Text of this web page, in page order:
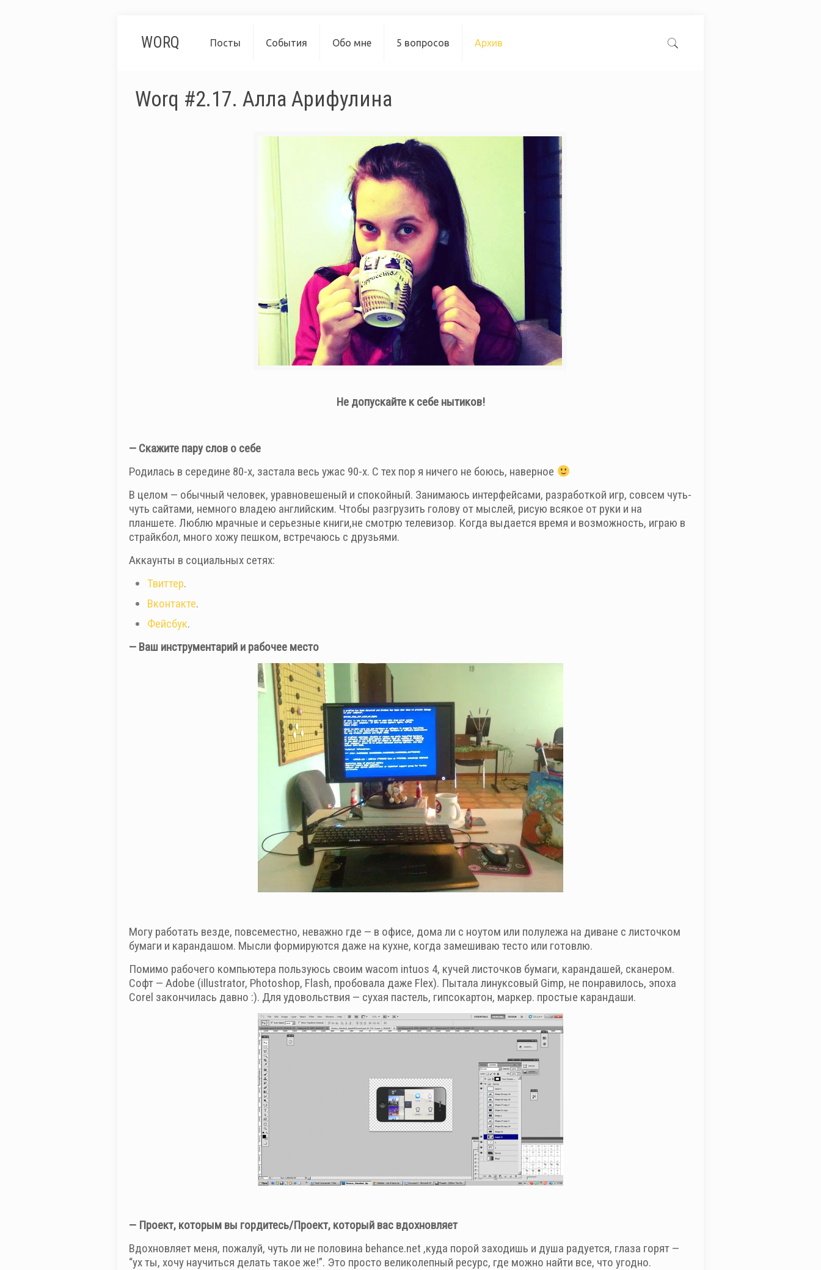
WORQ Посты События Обо мне 5 вопросов Архив
Worq #2.17. Алла Арифулина
Не допускайте к себе нытиков!
— Скажите пару слов о себе
Родилась в середине 80-х, застала весь ужас 90-х. С тех пор я ничего не боюсь, наверное
В целом — обычный человек, уравновешеный и спокойный. Занимаюсь интерфейсами, разработкой игр, совсем чуть-
чуть сайтами, немного владею английским. Чтобы разгрузить голову от мыслей, рисую всякое от руки и на
планшете. Люблю мрачные и серьезные книги,не смотрю телевизор. Когда выдается время и возможность, играю в
страйкбол, много хожу пешком, встречаюсь с друзьями.
Аккаунты в социальных сетях:
Твиттер.
Вконтакте.
Фейсбук.
— Ваш инструментарий и рабочее место
Могу работать везде, повсеместно, неважно где — в офисе, дома ли с ноутом или полулежа на диване с листочком
бумаги и карандашом. Мысли формируются даже на кухне, когда замешиваю тесто или готовлю.
Помимо рабочего компьютера пользуюсь своим wacom intuos 4, кучей листочков бумаги, карандашей, сканером.
Софт — Adobe (illustrator, Photoshop, Flash, пробовала даже Flex). Пытала линуксовый Gimp, не понравилось, эпоха
Corel закончилась давно :). Для удовольствия — сухая пастель, гипсокартон, маркер. простые карандаши.
— Проект, которым вы гордитесь/Проект, который вас вдохновляет
Вдохновляет меня, пожалуй, чуть ли не половина behance.net ,куда порой заходишь и душа радуется, глаза горят —
“ух ты, хочу научиться делать такое же!”. Это просто великолепный ресурс, где можно найти все, что угодно.